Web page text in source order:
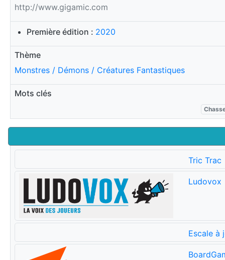
http://www.gigamic.com
Première édition : 2020
Thème
Monstres / Démons / Créatures Fantastiques
Mots clés
Tric Trac
Ludovox
Escale à